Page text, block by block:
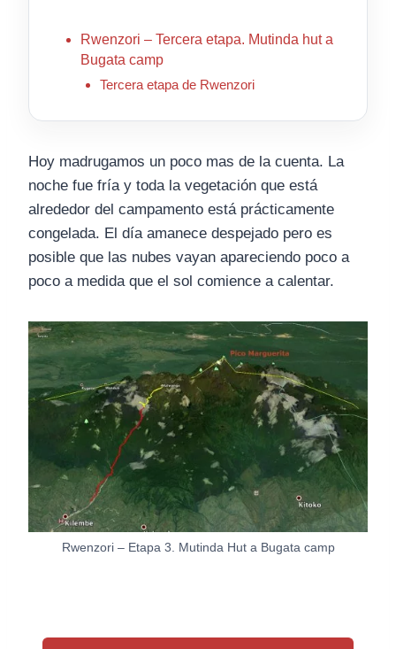
Rwenzori – Tercera etapa. Mutinda hut a
Bugata camp
Tercera etapa de Rwenzori
Hoy madrugamos un poco mas de la cuenta. La
noche fue fría y toda la vegetación que está
alrededor del campamento está prácticamente
congelada. El día amanece despejado pero es
posible que las nubes vayan apareciendo poco a
poco a medida que el sol comience a calentar.
Rwenzori – Etapa 3. Mutinda Hut a Bugata camp